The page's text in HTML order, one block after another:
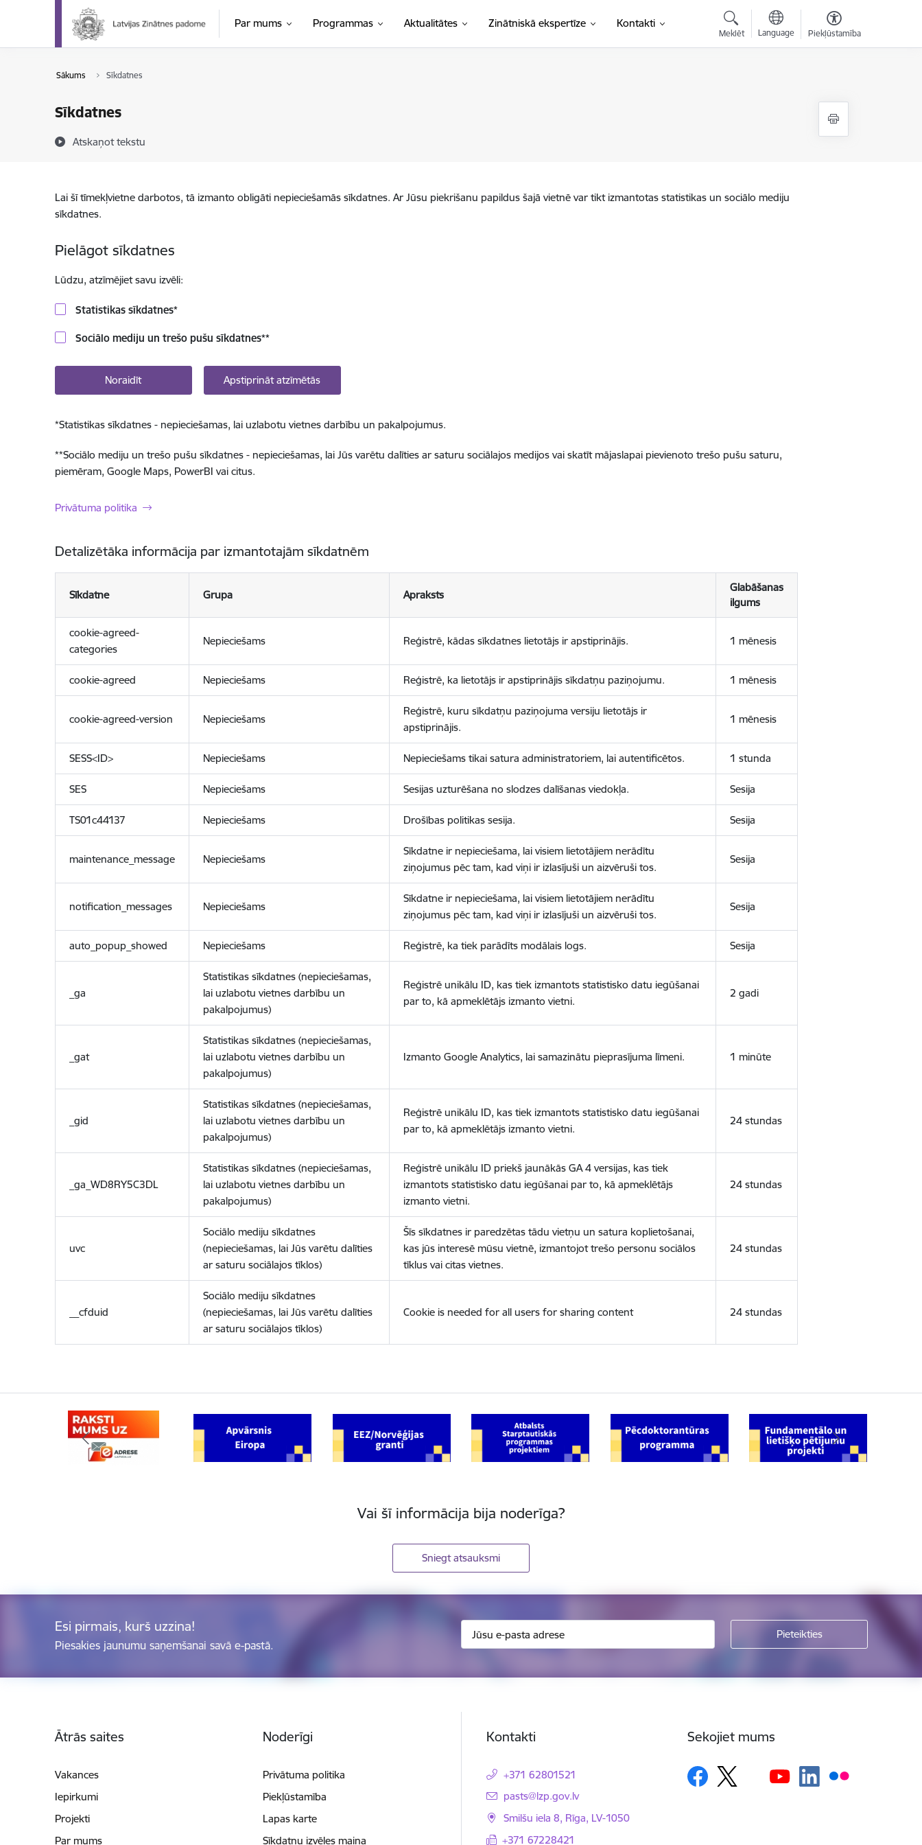
Pāriet uz lapas saturu
Par mums Programmas Aktualitātes Zinātniskā ekspertīze Kontakti
Meklēt Language Piekļūstamība
Sākums Sīkdatnes
Sīkdatnes
Atskaņot tekstu
Lai šī tīmekļvietne darbotos, tā izmanto obligāti nepieciešamās sīkdatnes. Ar Jūsu piekrišanu papildus šajā vietnē var tikt izmantotas statistikas un sociālo mediju
sīkdatnes.
Pielāgot sīkdatnes
Lūdzu, atzīmējiet savu izvēli:
Statistikas sīkdatnes*
Sociālo mediju un trešo pušu sīkdatnes**
Noraidīt Apstiprināt atzīmētās
*Statistikas sīkdatnes - nepieciešamas, lai uzlabotu vietnes darbību un pakalpojumus.
**Sociālo mediju un trešo pušu sīkdatnes - nepieciešamas, lai Jūs varētu dalīties ar saturu sociālajos medijos vai skatīt mājaslapai pievienoto trešo pušu saturu,
piemēram, Google Maps, PowerBI vai citus.
Privātuma politika
Detalizētāka informācija par izmantotajām sīkdatnēm
Sīkdatne Grupa Apraksts
Glabāšanas
ilgums
cookie-agreed-
categories
Nepieciešams Reģistrē, kādas sīkdatnes lietotājs ir apstiprinājis. 1 mēnesis
cookie-agreed Nepieciešams Reģistrē, ka lietotājs ir apstiprinājis sīkdatņu paziņojumu. 1 mēnesis
cookie-agreed-version Nepieciešams
Reģistrē, kuru sīkdatņu paziņojuma versiju lietotājs ir
apstiprinājis.
1 mēnesis
SESS<ID> Nepieciešams Nepieciešams tikai satura administratoriem, lai autentificētos. 1 stunda
SES Nepieciešams Sesijas uzturēšana no slodzes dalīšanas viedokļa. Sesija
TS01c44137 Nepieciešams Drošības politikas sesija. Sesija
maintenance_message Nepieciešams
Sīkdatne ir nepieciešama, lai visiem lietotājiem nerādītu
ziņojumus pēc tam, kad viņi ir izlasījuši un aizvēruši tos.
Sesija
notification_messages Nepieciešams
Sīkdatne ir nepieciešama, lai visiem lietotājiem nerādītu
ziņojumus pēc tam, kad viņi ir izlasījuši un aizvēruši tos.
Sesija
auto_popup_showed Nepieciešams Reģistrē, ka tiek parādīts modālais logs. Sesija
_ga
Statistikas sīkdatnes (nepieciešamas,
lai uzlabotu vietnes darbību un
pakalpojumus)
Reģistrē unikālu ID, kas tiek izmantots statistisko datu iegūšanai
par to, kā apmeklētājs izmanto vietni.
2 gadi
_gat
Statistikas sīkdatnes (nepieciešamas,
lai uzlabotu vietnes darbību un
pakalpojumus)
Izmanto Google Analytics, lai samazinātu pieprasījuma līmeni. 1 minūte
_gid
Statistikas sīkdatnes (nepieciešamas,
lai uzlabotu vietnes darbību un
pakalpojumus)
Reģistrē unikālu ID, kas tiek izmantots statistisko datu iegūšanai
par to, kā apmeklētājs izmanto vietni.
24 stundas
_ga_WD8RY5C3DL
Statistikas sīkdatnes (nepieciešamas,
lai uzlabotu vietnes darbību un
pakalpojumus)
Reģistrē unikālu ID priekš jaunākās GA 4 versijas, kas tiek
izmantots statistisko datu iegūšanai par to, kā apmeklētājs
izmanto vietni.
24 stundas
uvc
Sociālo mediju sīkdatnes
(nepieciešamas, lai Jūs varētu dalīties
ar saturu sociālajos tīklos)
Šīs sīkdatnes ir paredzētas tādu vietņu un satura koplietošanai,
kas jūs interesē mūsu vietnē, izmantojot trešo personu sociālos
tīklus vai citas vietnes.
24 stundas
__cfduid
Sociālo mediju sīkdatnes
(nepieciešamas, lai Jūs varētu dalīties
ar saturu sociālajos tīklos)
Cookie is needed for all users for sharing content 24 stundas
Vai šī informācija bija noderīga?
Sniegt atsauksmi
Esi pirmais, kurš uzzina!
Piesakies jaunumu saņemšanai savā e-pastā.
Ātrās saites
Vakances
Iepirkumi
Projekti
Par mums
Noderīgi
Privātuma politika
Piekļūstamība
Lapas karte
Sīkdatņu izvēles maiņa
Kontakti
+371 62801521
E-pasts:
pasts@lzp.gov.lv
Smilšu iela 8, Rīga, LV-1050
+371 67228421
Sekojiet mums